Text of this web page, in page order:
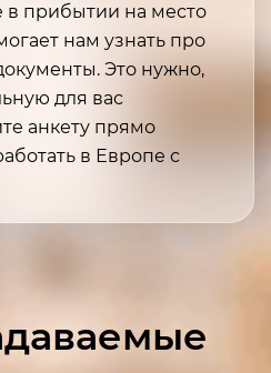
в прибытии на место
нам узнать про
Это нужно,
для вас
анкету прямо
в Европе с